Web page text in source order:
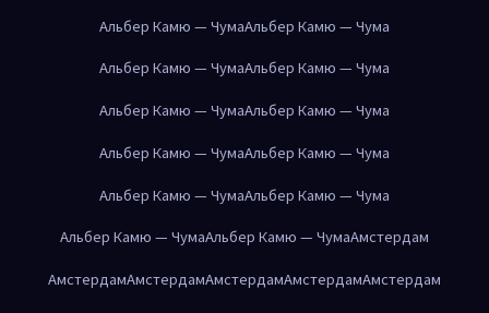
Альбер Камю — ЧумаАльбер Камю — Чума
Альбер Камю — ЧумаАльбер Камю — Чума
Альбер Камю — ЧумаАльбер Камю — Чума
Альбер Камю — ЧумаАльбер Камю — Чума
Альбер Камю — ЧумаАльбер Камю — Чума
Альбер Камю — ЧумаАльбер Камю — ЧумаАмстердам
АмстердамАмстердамАмстердамАмстердамАмстердам